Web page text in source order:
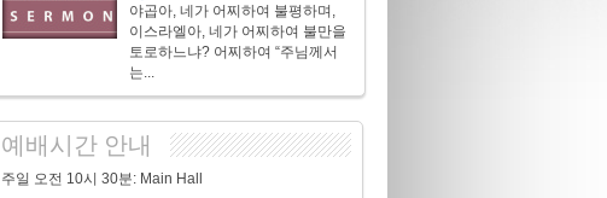
야곱아, 네가 어찌하여 불평하며,
이스라엘아, 네가 어찌하여 불만을
토로하느냐? 어찌하여 “주님께서
는...
예배시간 안내
주일 오전 10시 30분: Main Hall